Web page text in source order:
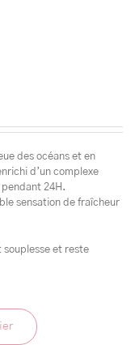
des océans et en
d’un complexe
24H.
sensation de fraîcheur
souplesse et reste